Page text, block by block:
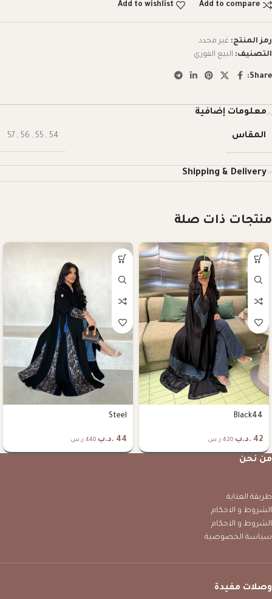
Add to compare
Add to wishlist
رمز المنتج: غير محدد
التصنيف: البيع الفوري
Share:
معلومات إضافية
المقاس 54
,
55
,
56
,
57
Shipping & Delivery
منتجات ذات صلة
Black44
42 .د.ب 420 ر.س
Steel
44 .د.ب 440 ر.س
من نحن
طريقة العناية
الشروط و الاحكام
الشروط و الاحكام
سياسة الخصوصية
وصلات مفيدة